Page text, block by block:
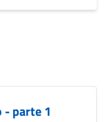
- parte 1